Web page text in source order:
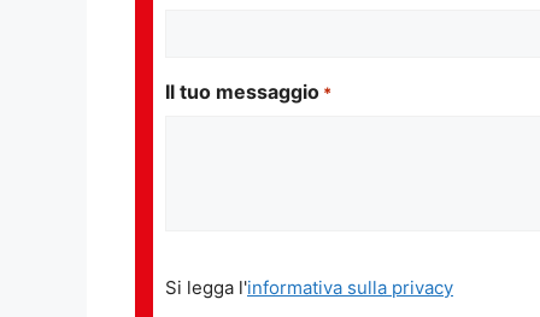
Il tuo messaggio *
legga
Si legga l'informativa sulla privacy